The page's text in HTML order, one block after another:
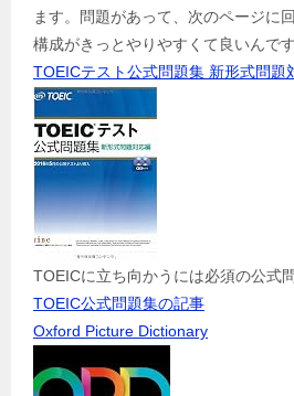
ます。問題があって、次のページに
構成がきっとやりやすくて良いんです
TOEICテスト公式問題集 新形式問題
TOEICに立ち向かうには必須の公式
TOEIC公式問題集の記事
Oxford Picture Dictionary